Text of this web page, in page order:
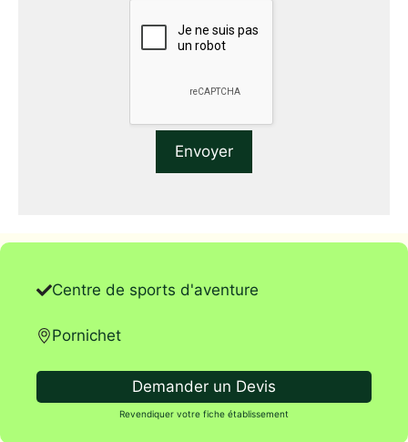
Centre de sports d'aventure
Pornichet
Demander un Devis
Revendiquer votre fiche établissement